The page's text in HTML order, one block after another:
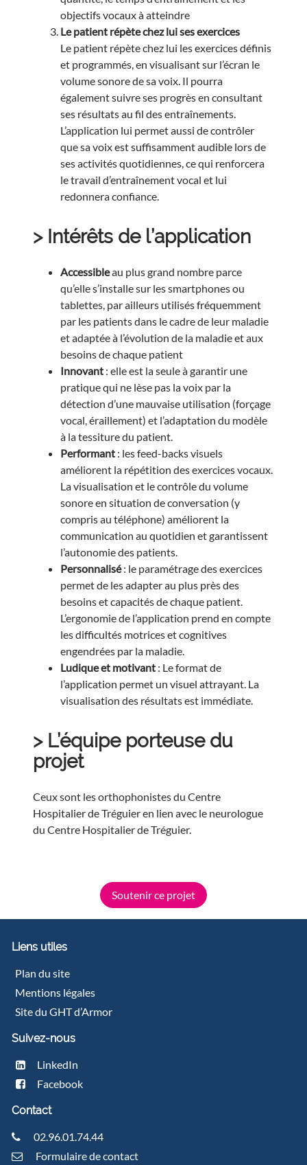
objectifs vocaux à atteindre
Le patient répète chez lui ses exercices
Le patient répète chez lui les exercices définis
et programmés, en visualisant sur l’écran le
volume sonore de sa voix. Il pourra
également suivre ses progrès en consultant
ses résultats au fil des entraînements.
L’application lui permet aussi de contrôler
que sa voix est suffisamment audible lors de
ses activités quotidiennes, ce qui renforcera
le travail d’entraînement vocal et lui
redonnera confiance.
> Intérêts de l’application
Accessibleau plus grand nombre parce
qu’elle s’installe sur les smartphones ou
tablettes, par ailleurs utilisés fréquemment
par les patients dans le cadre de leur maladie
et adaptée à l’évolution de la maladie et aux
besoins de chaque patient
Innovant : elle est la seule à garantir une
pratique qui ne lèse pas la voix par la
détection d’une mauvaise utilisation (forçage
vocal, éraillement) et l’adaptation du modèle
à la tessiture du patient.
Performant : les feed-backs visuels
améliorent la répétition des exercices vocaux.
La visualisation et le contrôle du volume
sonore en situation de conversation (y
compris au téléphone) améliorent la
communication au quotidien et garantissent
l’autonomie des patients.
Personnalisé: le paramétrage des exercices
permet de les adapter au plus près des
besoins et capacités de chaque patient.
L’ergonomie de l’application prend en compte
les difficultés motrices et cognitives
engendrées par la maladie.
Ludique et motivant : Le format de
l’application permet un visuel attrayant. La
visualisation des résultats est immédiate.
> L’équipe porteuse du
projet
Ceux sont les orthophonistes du Centre
Hospitalier de Tréguier en lien avec le neurologue
du Centre Hospitalier de Tréguier.
Soutenir ce projet
Liens utiles
Plan du site
Mentions légales
Site du GHT d’Armor
Suivez-nous
LinkedIn
Facebook
Contact
02.96.01.74.44
Formulaire de contact